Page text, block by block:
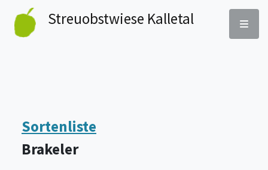
Streu­obst­wiese Kalletal
Sortenliste
Brakeler